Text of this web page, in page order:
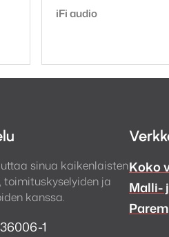
Tuotemerkki:
iFi audio
sinua kaikenlaisten
toimituskyselyiden ja
kanssa.
1
Koko
Malli-